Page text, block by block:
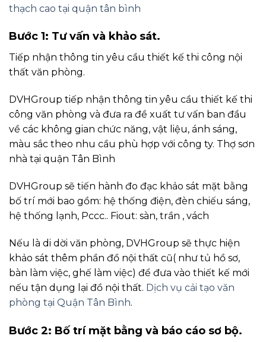
thạch cao tại quận tân bình
Bước 1: Tư vấn và khảo sát.
Tiếp nhận thông tin yêu cầu thiết kế thi công nội
thất văn phòng.
DVHGroup tiếp nhận thông tin yêu cầu thiết kế thi
công văn phòng và đưa ra đề xuất tư vấn ban đầu
về các không gian chức năng, vật liệu, ánh sáng,
màu sắc theo nhu cầu phù hợp với công ty. Thợ sơn
nhà tại quận Tân Bình
DVHGroup sẽ tiến hành đo đạc khảo sát mặt bằng
bố trí mới bao gồm: hệ thống điện, đèn chiếu sáng,
hệ thống lạnh, Pccc.. Fiout: sàn, trần , vách
Nếu là di dời văn phòng, DVHGroup sẽ thực hiện
khảo sát thêm phần đồ nội thất cũ( như tủ hồ sơ,
bàn làm việc, ghế làm việc) để đưa vào thiết kế mới
nếu tận dụng lại đồ nội thất. Dịch vụ cải tạo văn
phòng tại Quận Tân Bình.
Bước 2: Bố trí mặt bằng và báo cáo sơ bộ.